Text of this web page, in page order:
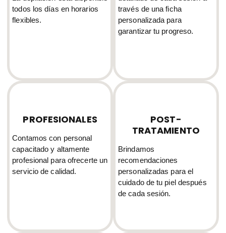
todos los días en horarios
flexibles.
través de una ficha
personalizada para
garantizar tu progreso.
PROFESIONALES
Contamos con personal
capacitado y altamente
profesional para ofrecerte un
servicio de calidad.
POST-
TRATAMIENTO
Brindamos
recomendaciones
personalizadas para el
cuidado de tu piel después
de cada sesión.